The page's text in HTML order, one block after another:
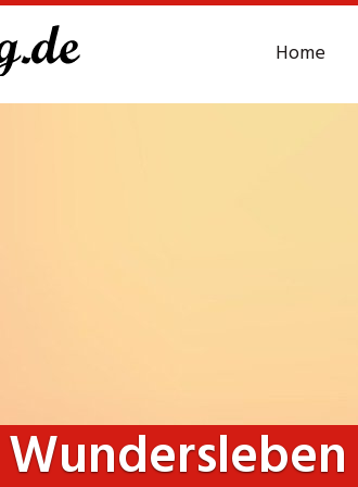
Home
Wundersleben